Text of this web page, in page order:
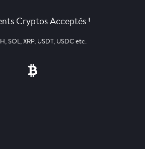
Cryptos Acceptés !
SOL, XRP, USDT, USDC etc.